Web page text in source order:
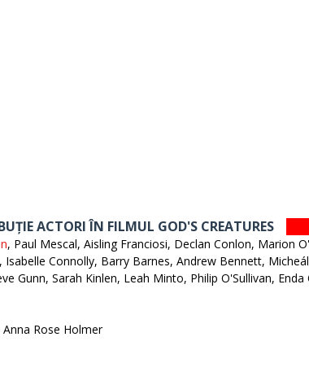
ACTORI ÎN FILMUL GOD'S CREATURES
, Paul Mescal, Aisling Franciosi, Declan Conlon, Marion
Isabelle Connolly, Barry Barnes, Andrew Bennett,
Gunn, Sarah Kinlen, Leah Minto, Philip O'Sullivan,
Anna Rose Holmer